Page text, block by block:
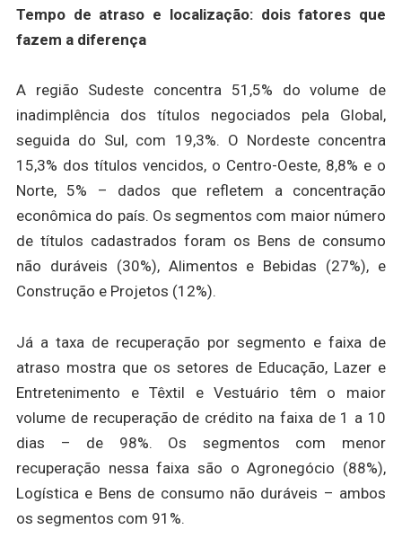
Tempo de atraso e localização: dois fatores que
fazem a diferença
A região Sudeste concentra 51,5% do volume de
inadimplência dos títulos negociados pela Global,
seguida do Sul, com 19,3%. O Nordeste concentra
15,3% dos títulos vencidos, o Centro-Oeste, 8,8% e o
Norte, 5% – dados que refletem a concentração
econômica do país. Os segmentos com maior número
de títulos cadastrados foram os Bens de consumo
não duráveis (30%), Alimentos e Bebidas (27%), e
Construção e Projetos (12%).
Já a taxa de recuperação por segmento e faixa de
atraso mostra que os setores de Educação, Lazer e
Entretenimento e Têxtil e Vestuário têm o maior
volume de recuperação de crédito na faixa de 1 a 10
dias – de 98%. Os segmentos com menor
recuperação nessa faixa são o Agronegócio (88%),
Logística e Bens de consumo não duráveis – ambos
os segmentos com 91%.